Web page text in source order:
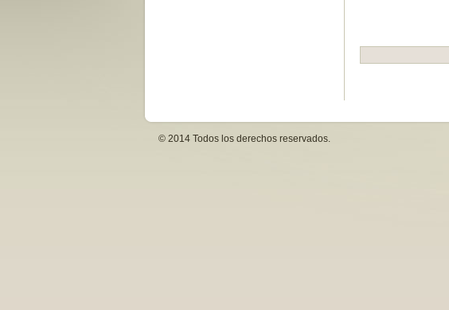
© 2014 Todos los derechos reservados.